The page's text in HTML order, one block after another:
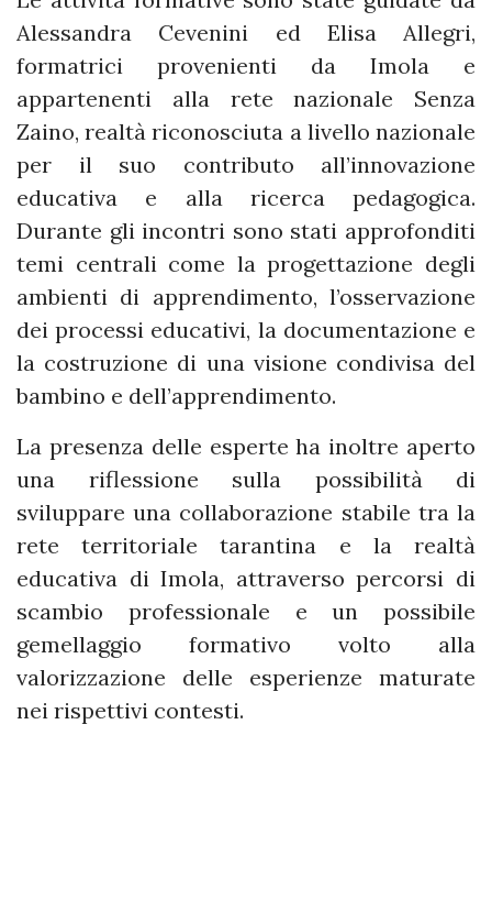
Alessandra Cevenini ed Elisa Allegri,
formatrici provenienti da Imola e
appartenenti alla rete nazionale Senza
Zaino, realtà riconosciuta a livello nazionale
per il suo contributo all’innovazione
educativa e alla ricerca pedagogica.
Durante gli incontri sono stati approfonditi
temi centrali come la progettazione degli
ambienti di apprendimento, l’osservazione
dei processi educativi, la documentazione e
la costruzione di una visione condivisa del
bambino e dell’apprendimento.
La presenza delle esperte ha inoltre aperto
una riflessione sulla possibilità di
sviluppare una collaborazione stabile tra la
rete territoriale tarantina e la realtà
educativa di Imola, attraverso percorsi di
scambio professionale e un possibile
gemellaggio formativo volto alla
valorizzazione delle esperienze maturate
nei rispettivi contesti.